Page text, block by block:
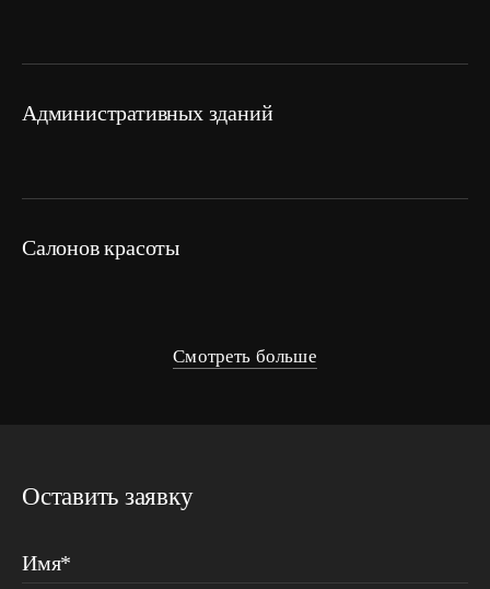
административных зданий
салонов красоты
Смотреть больше
Оставить заявку
Имя*